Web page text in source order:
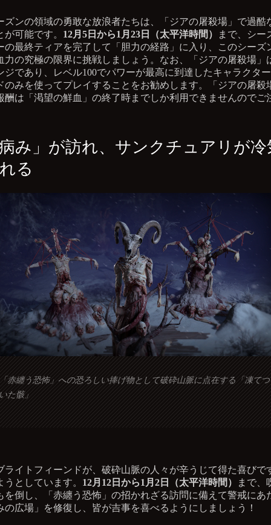
ズンの領域の勇敢な放浪者たちは、「ジアの屠殺場」で過酷
が可能です。 12月5日から1月23日（太平洋時間）
まで、シー
の最終ティアを完了して「胆力の経路」に入り、このシーズ
力の究極の限界に挑戦しましょう。なお、「ジアの屠殺場」
ジであり、レベル100でパワーが最高に到達したキャラクタ
のみを使ってプレイすることをお勧めします。「ジアの屠殺
酬は「渇望の鮮血」の終了時までしか利用できませんのでご
み」が訪れ、サンクチュアリが
る
赤纏う恐怖」への恐ろしい捧げ物として破砕山脈に点在する「凍てつ
た骸」
ライトフィーンドが、破砕山脈の人々が辛うじて得た喜びで
うとしています。 12月12日から1月2日（太平洋時間）
まで、
を倒し、「赤纏う恐怖」の招かれざる訪問に備えて警戒にあ
の広場」を修復し、皆が吉事を喜べるようにしましょう！